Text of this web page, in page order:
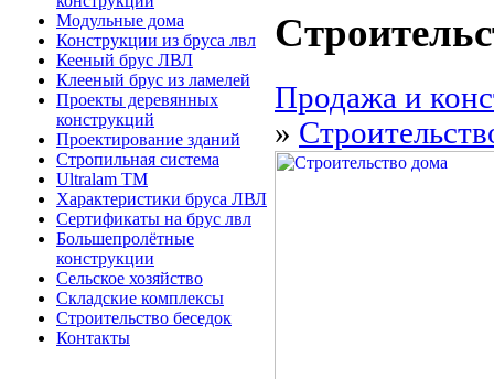
Модульные дома
Конструкции из бруса лвл
Кееный брус ЛВЛ
Клееный брус из ламелей
Проекты деревянных
конструкций
Проектирование зданий
Стропильная система
Ultralam TM
Характеристики бруса ЛВЛ
Сертификаты на брус лвл
Большепролётные
конструкции
Сельское хозяйство
Складские комплексы
Строительство беседок
Контакты
Продажа и
»